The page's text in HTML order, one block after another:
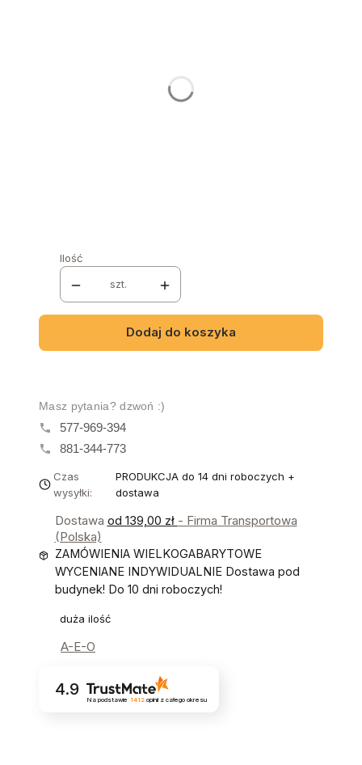
Ilość
szt.
Dodaj do koszyka
Masz pytania? dzwoń :)
577-969-394
881-344-773
Czas
wysyłki:
PRODUKCJA do 14 dni roboczych +
dostawa
Dostawa od 139,00 zł - Firma Transportowa
(Polska)
ZAMÓWIENIA WIELKOGABARYTOWE
WYCENIANE INDYWIDUALNIE Dostawa pod
budynek! Do 10 dni roboczych!
duża ilość
A-E-O
4.9
Na podstawie 1412opinii z całego okresu